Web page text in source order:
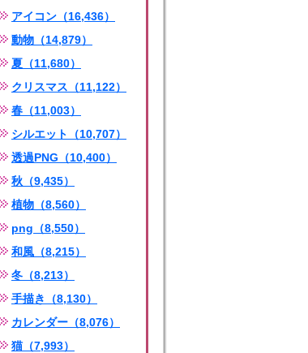
アイコン（16,436）
動物（14,879）
夏（11,680）
クリスマス（11,122）
春（11,003）
シルエット（10,707）
透過PNG（10,400）
秋（9,435）
植物（8,560）
png（8,550）
和風（8,215）
冬（8,213）
手描き（8,130）
カレンダー（8,076）
猫（7,993）